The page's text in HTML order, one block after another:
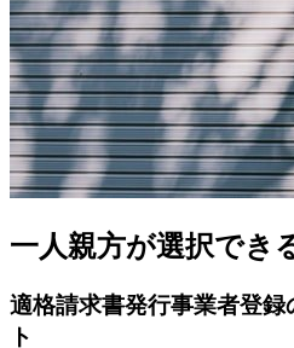
一人親方が選択でき
適格請求書発行事業者登録
ト